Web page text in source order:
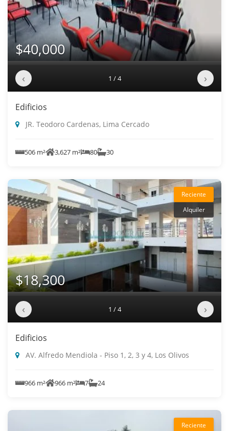
$40,000
‹ 1 / 4 ›
Edificios
JR. Teodoro Cardenas, Lima Cercado
506 m² 3,627 m² 80 30
Reciente
Alquiler
$18,300
‹ 1 / 4 ›
Edificios
AV. Alfredo Mendiola - Piso 1, 2, 3 y 4, Los Olivos
966 m² 966 m² 7 24
Reciente